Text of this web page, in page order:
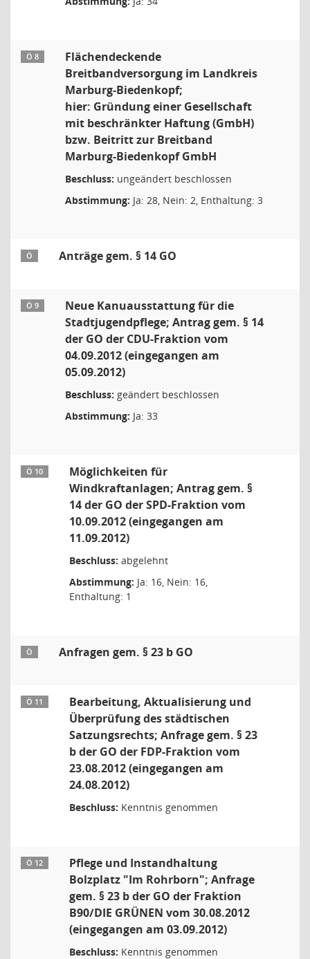
Ö 8
Flächendeckende
Breitbandversorgung im Landkreis
Marburg-Biedenkopf;
hier: Gründung einer Gesellschaft
mit beschränkter Haftung (GmbH)
bzw. Beitritt zur Breitband
Marburg-Biedenkopf GmbH
Beschluss: ungeändert beschlossen
Abstimmung: Ja: 28, Nein: 2, Enthaltung: 3
Ö Anträge gem. § 14 GO
Ö 9
Neue Kanuausstattung für die
Stadtjugendpflege; Antrag gem. § 14
der GO der CDU-Fraktion vom
04.09.2012 (eingegangen am
05.09.2012)
Beschluss: geändert beschlossen
Abstimmung: Ja: 33
Ö 10
Möglichkeiten für
Windkraftanlagen; Antrag gem. §
14 der GO der SPD-Fraktion vom
10.09.2012 (eingegangen am
11.09.2012)
Beschluss: abgelehnt
Abstimmung: Ja: 16, Nein: 16,
Enthaltung: 1
Ö Anfragen gem. § 23 b GO
Ö 11
Bearbeitung, Aktualisierung und
Überprüfung des städtischen
Satzungsrechts; Anfrage gem. § 23
b der GO der FDP-Fraktion vom
23.08.2012 (eingegangen am
24.08.2012)
Beschluss: Kenntnis genommen
Ö 12
Pflege und Instandhaltung
Bolzplatz "Im Rohrborn"; Anfrage
gem. § 23 b der GO der Fraktion
B90/DIE GRÜNEN vom 30.08.2012
(eingegangen am 03.09.2012)
Beschluss: Kenntnis genommen